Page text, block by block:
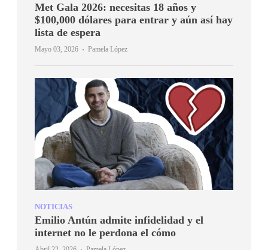
Met Gala 2026: necesitas 18 años y
$100,000 dólares para entrar y aún así hay
lista de espera
Mayo 03, 2026 · Pamela López
NOTICIAS
Emilio Antún admite infidelidad y el
internet no le perdona el cómo